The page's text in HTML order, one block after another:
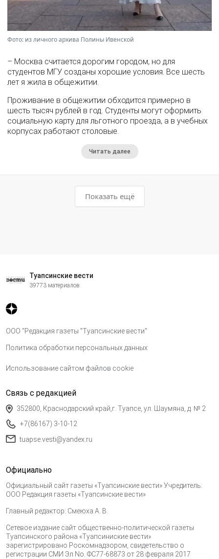
Фото: из личного архива Полины Ивенской
– Москва считается дорогим городом, но для
студентов МГУ созданы хорошие условия. Все шесть
лет я жила в общежитии.
Проживание в общежитии обходится примерно в
шесть тысяч рублей в год. Студенты могут оформить
социальную карту для льготного проезда, а в учебных
корпусах работают столовые.
Читать далее
Показать ещё
Туапсинские вести
39773 материалов
ООО "Редакция газеты "Туапсинские вести"
Политика обработки персональных данных
Использование сайтом файлов cookie
Связь с редакцией
352800, Краснодарский край,г. Туапсе, ул. Шаумяна, д. № 2
+7(86167) 3-10-12
tuapse.vesti@yandex.ru
Официально
Официальный сайт газеты «Туапсинские вести» Учредитель:
ООО Редакция газеты «Туапсинские вести»
Главный редактор: Смеюха А. В.
Сетевое издание сайт общественно-политической газеты
Туапсинского района «Туапсиниские вести»
зарегистрировано Роскомнадзором, свидетельство о
регистрации СМИ Эл No. ФС77-68873 от 28 февраля 2017